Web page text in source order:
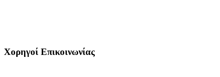
Χορηγοί Επικοινωνίας